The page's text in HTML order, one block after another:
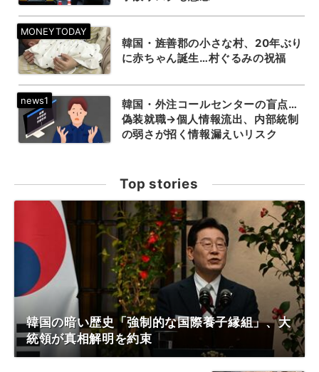
韓国・旌善郡の小さな村、20年ぶり
に赤ちゃん誕生…村ぐるみの祝福
韓国・外注コールセンターの盲点…
偽装就職→個人情報流出、内部統制
の弱さが招く情報漏えいリスク
Top stories
韓国の暗い歴史「強制的な国際養子縁組」、大
統領が真相解明を約束